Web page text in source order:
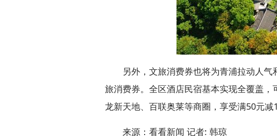
另外，文旅消费券也将为青浦拉动人气
旅消费券。全区酒店民宿基本实现全覆盖
龙新天地、百联奥莱等商圈，享受满50元减
来源：看看新闻 记者: 韩琼